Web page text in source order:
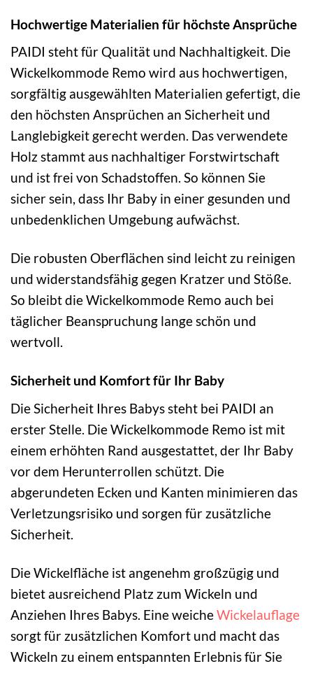
Hochwertige Materialien für höchste Ansprüche
PAIDI steht für Qualität und Nachhaltigkeit. Die
Wickelkommode Remo wird aus hochwertigen,
sorgfältig ausgewählten Materialien gefertigt, die
den höchsten Ansprüchen an Sicherheit und
Langlebigkeit gerecht werden. Das verwendete
Holz stammt aus nachhaltiger Forstwirtschaft
und ist frei von Schadstoffen. So können Sie
sicher sein, dass Ihr Baby in einer gesunden und
unbedenklichen Umgebung aufwächst.
Die robusten Oberflächen sind leicht zu reinigen
und widerstandsfähig gegen Kratzer und Stöße.
So bleibt die Wickelkommode Remo auch bei
täglicher Beanspruchung lange schön und
wertvoll.
Sicherheit und Komfort für Ihr Baby
Die Sicherheit Ihres Babys steht bei PAIDI an
erster Stelle. Die Wickelkommode Remo ist mit
einem erhöhten Rand ausgestattet, der Ihr Baby
vor dem Herunterrollen schützt. Die
abgerundeten Ecken und Kanten minimieren das
Verletzungsrisiko und sorgen für zusätzliche
Sicherheit.
Die Wickelfläche ist angenehm großzügig und
bietet ausreichend Platz zum Wickeln und
Anziehen Ihres Babys. Eine weicheWickelauflage
sorgt für zusätzlichen Komfort und macht das
Wickeln zu einem entspannten Erlebnis für Sie